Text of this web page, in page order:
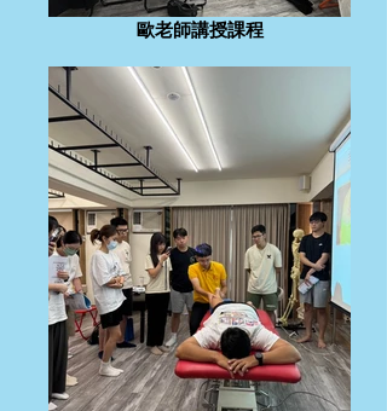
歐老師講授課程